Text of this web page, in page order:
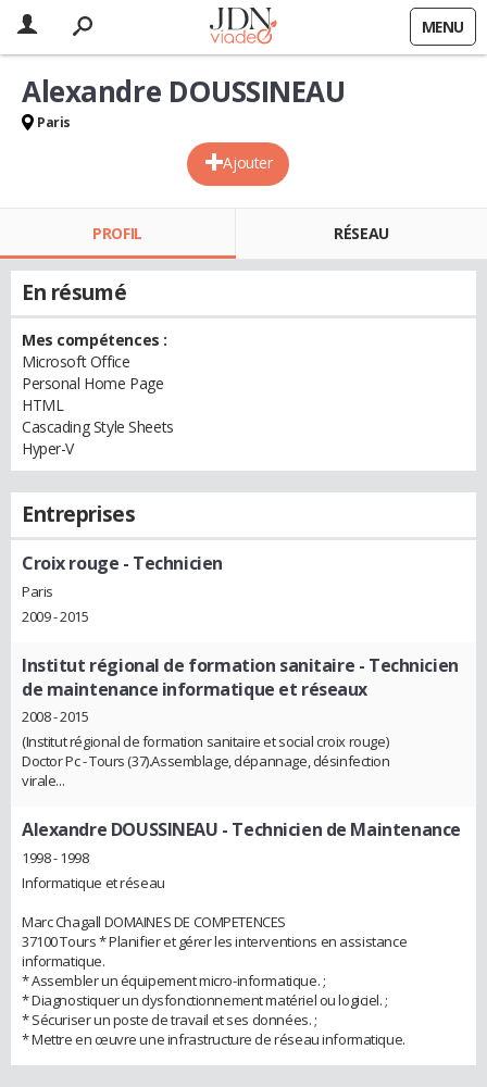
MENU
Ajouter
Alexandre DOUSSINEAU
Paris
PROFIL RÉSEAU
En résumé
Mes compétences :
Microsoft Office
Personal Home Page
HTML
Cascading Style Sheets
Hyper-V
Entreprises
Croix rouge - Technicien
Paris
2009 - 2015
Institut régional de formation sanitaire - Technicien
de maintenance informatique et réseaux
2008 - 2015
(Institut régional de formation sanitaire et social croix rouge)
Doctor Pc - Tours (37).Assemblage, dépannage, désinfection
virale...
Alexandre DOUSSINEAU - Technicien de Maintenance
1998 - 1998
Informatique et réseau
Marc Chagall DOMAINES DE COMPETENCES
37100 Tours * Planifier et gérer les interventions en assistance
informatique.
* Assembler un équipement micro-informatique. ;
* Diagnostiquer un dysfonctionnement matériel ou logiciel. ;
* Sécuriser un poste de travail et ses données. ;
* Mettre en œuvre une infrastructure de réseau informatique.